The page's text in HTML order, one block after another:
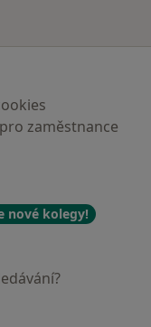
zaměstnance
nové kolegy!